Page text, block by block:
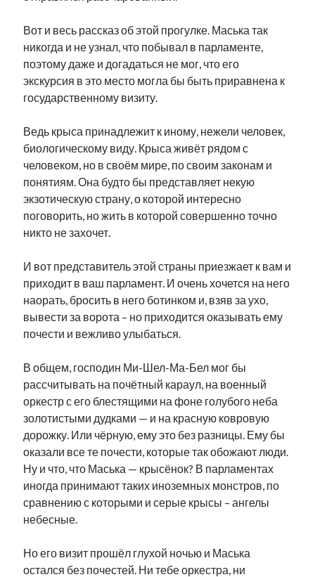
Вот и весь рассказ об этой прогулке. Маська так
никогда и не узнал, что побывал в парламенте,
поэтому даже и догадаться не мог, что его
экскурсия в это место могла бы быть приравнена к
государственному визиту.
Ведь крыса принадлежит к иному, нежели человек,
биологическому виду. Крыса живёт рядом с
человеком, но в своём мире, по своим законам и
понятиям. Она будто бы представляет некую
экзотическую страну, о которой интересно
поговорить, но жить в которой совершенно точно
никто не захочет.
И вот представитель этой страны приезжает к вам и
приходит в ваш парламент. И очень хочется на него
наорать, бросить в него ботинком и, взяв за ухо,
вывести за ворота – но приходится оказывать ему
почести и вежливо улыбаться.
В общем, господин Ми-Шел-Ма-Бел мог бы
рассчитывать на почётный караул, на военный
оркестр с его блестящими на фоне голубого неба
золотистыми дудками — и на красную ковровую
дорожку. Или чёрную, ему это без разницы. Ему бы
оказали все те почести, которые так обожают люди.
Ну и что, что Маська — крысёнок? В парламентах
иногда принимают таких иноземных монстров, по
сравнению с которыми и серые крысы – ангелы
небесные.
Но его визит прошёл глухой ночью и Маська
остался без почестей. Ни тебе оркестра, ни